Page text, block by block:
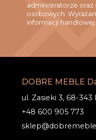
administratorze
osobowych.
informacji handlowej.
DOBRE MEBLE
ul. Zasieki 3, 68-343
+48 600 905 773